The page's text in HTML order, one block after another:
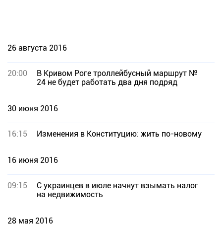
26 августа 2016
20:00
В Кривом Роге троллейбусный маршрут №
24 не будет работать два дня подряд
30 июня 2016
16:15 Изменения в Конституцию: жить по-новому
16 июня 2016
09:15
С украинцев в июле начнут взымать налог
на недвижимость
28 мая 2016